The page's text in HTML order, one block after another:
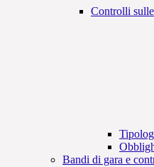
Controlli
Bandi di gara e